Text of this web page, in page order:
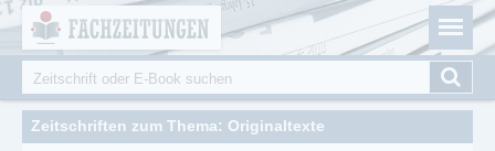
Fachzeitungen.de - Das unabhängige Portal für
Fachmagazine Fachpublikationen & eBooks
Suchformular
Suche
Zeitschriften zum Thema: Originaltexte
Cookie-Einstellungen